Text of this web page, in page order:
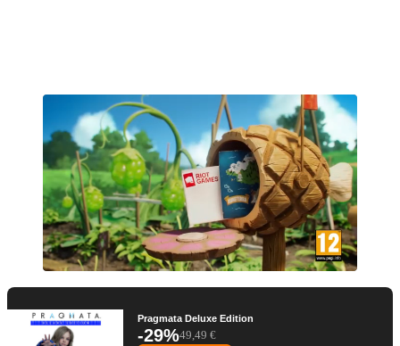
Pragmata Deluxe Edition
-29%49,49 €